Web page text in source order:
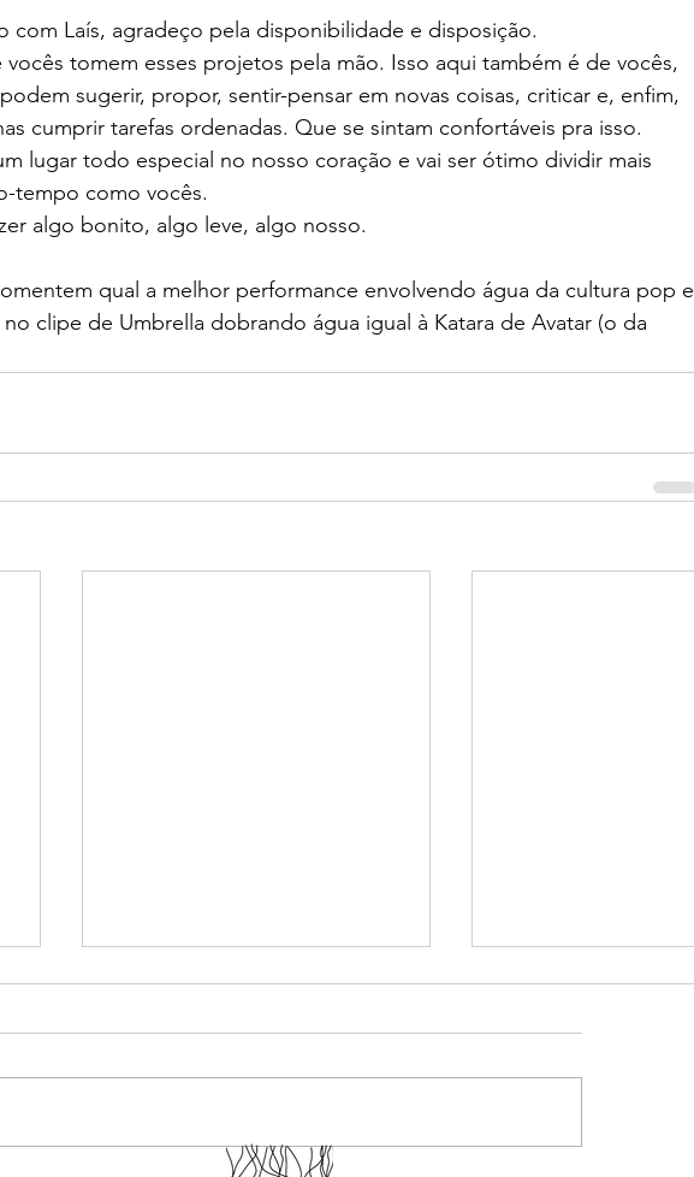
com Laís, agradeço pela disponibilidade e disposição.
tomem esses projetos pela mão. Isso aqui também é de vocês,
sugerir, propor, sentir-pensar em novas coisas, criticar e, enfim,
cumprir tarefas ordenadas. Que se sintam confortáveis pra isso.
lugar todo especial no nosso coração e vai ser ótimo dividir mais
tempo como vocês.
algo bonito, algo leve, algo nosso.
qual a melhor performance envolvendo água da cultura pop e
clipe de Umbrella dobrando água igual à Katara de Avatar (o da
Teve publicação (e outras
faz um tempo! Só não avisamos